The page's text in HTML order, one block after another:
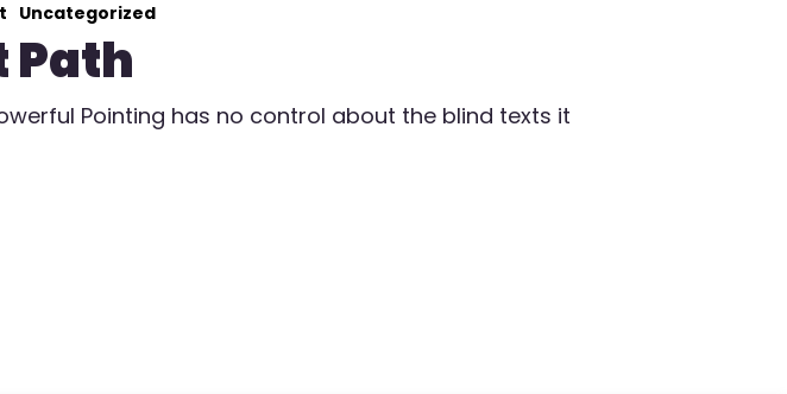
Uncategorized
Path
Pointing has no control about the blind texts it